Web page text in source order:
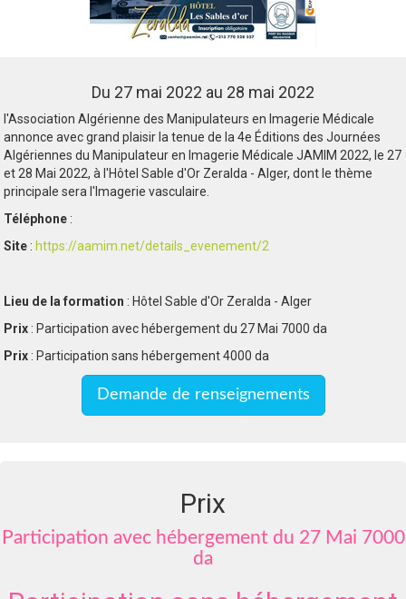
Du 27 mai 2022 au 28 mai 2022
l'Association Algérienne des Manipulateurs en Imagerie Médicale
annonce avec grand plaisir la tenue de la 4e Éditions des Journées
Algériennes du Manipulateur en Imagerie Médicale JAMIM 2022, le 27
et 28 Mai 2022, à l'Hôtel Sable d'Or Zeralda - Alger, dont le thème
principale sera l'Imagerie vasculaire.
Téléphone :
Site : https://aamim.net/details_evenement/2
Lieu de la formation : Hôtel Sable d'Or Zeralda - Alger
Prix : Participation avec hébergement du 27 Mai 7000 da
Prix : Participation sans hébergement 4000 da
Demande de renseignements
Prix
Participation avec hébergement du 27 Mai 7000
da